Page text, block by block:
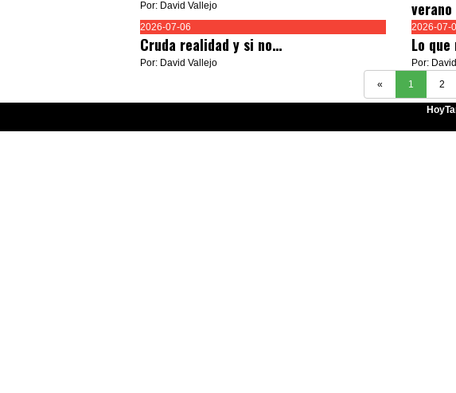
Por: David Vallejo
verano
2026-07-06
Cruda realidad y si no…
Por: David Vallejo
2026-07-
Lo
Por:
«
1 2